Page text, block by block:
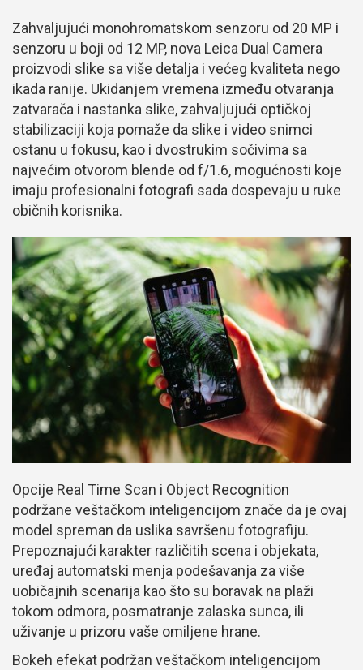
Zahvaljujući monohromatskom senzoru od 20 MP i
senzoru u boji od 12 MP, nova Leica Dual Camera
proizvodi slike sa više detalja i većeg kvaliteta nego
ikada ranije. Ukidanjem vremena između otvaranja
zatvarača i nastanka slike, zahvaljujući optičkoj
stabilizaciji koja pomaže da slike i video snimci
ostanu u fokusu, kao i dvostrukim sočivima sa
najvećim otvorom blende od f/1.6, mogućnosti koje
imaju profesionalni fotografi sada dospevaju u ruke
običnih korisnika.
Opcije Real Time Scan i Object Recognition
podržane veštačkom inteligencijom znače da je ovaj
model spreman da uslika savršenu fotografiju.
Prepoznajući karakter različitih scena i objekata,
uređaj automatski menja podešavanja za više
uobičajnih scenarija kao što su boravak na plaži
tokom odmora, posmatranje zalaska sunca, ili
uživanje u prizoru vaše omiljene hrane.
Bokeh efekat podržan veštačkom inteligencijom